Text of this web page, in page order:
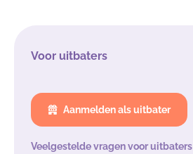
Voor uitbaters
Aanmelden als uitbater
Veelgestelde vragen voor uitbaters